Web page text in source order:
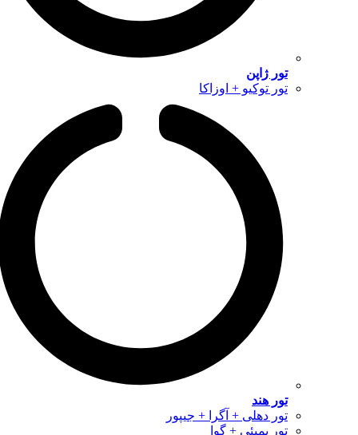
تور ژاپن
تور توکیو + اوزاکا
تور هند
تور دهلی + آگرا + جیپور
تور بمبئی + گوا